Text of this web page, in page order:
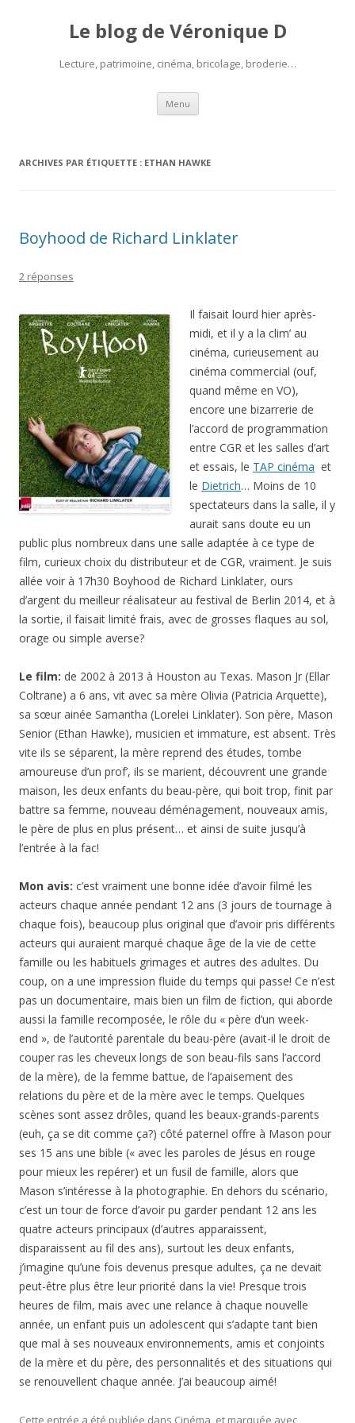
Le blog de Véronique D
Lecture, patrimoine, cinéma, bricolage, broderie…
Menu Aller
contenu
ARCHIVES PAR ÉTIQUETTE : ETHAN HAWKE
Boyhood de Richard Linklater
2 réponses
Il faisait lourd hier après-
midi, et il y a la clim’ au
cinéma, curieusement au
cinéma commercial (ouf,
quand même en VO),
encore une bizarrerie de
l’accord de programmation
entre CGR et les salles d’art
et essais, le TAP cinéma et
le Dietrich… Moins de 10
spectateurs dans la salle, il y
aurait sans doute eu un
public plus nombreux dans une salle adaptée à ce type de
film, curieux choix du distributeur et de CGR, vraiment. Je suis
allée voir à 17h30 Boyhood de Richard Linklater, ours
d’argent du meilleur réalisateur au festival de Berlin 2014, et à
la sortie, il faisait limité frais, avec de grosses flaques au sol,
orage ou simple averse?
Le film: de 2002 à 2013 à Houston au Texas. Mason Jr (Ellar
Coltrane) a 6 ans, vit avec sa mère Olivia (Patricia Arquette),
sa sœur ainée Samantha (Lorelei Linklater). Son père, Mason
Senior (Ethan Hawke), musicien et immature, est absent. Très
vite ils se séparent, la mère reprend des études, tombe
amoureuse d’un prof’, ils se marient, découvrent une grande
maison, les deux enfants du beau-père, qui boit trop, finit par
battre sa femme, nouveau déménagement, nouveaux amis,
le père de plus en plus présent… et ainsi de suite jusqu’à
l’entrée à la fac!
Mon avis: c’est vraiment une bonne idée d’avoir filmé les
acteurs chaque année pendant 12 ans (3 jours de tournage à
chaque fois), beaucoup plus original que d’avoir pris différents
acteurs qui auraient marqué chaque âge de la vie de cette
famille ou les habituels grimages et autres des adultes. Du
coup, on a une impression fluide du temps qui passe! Ce n’est
pas un documentaire, mais bien un film de fiction, qui aborde
aussi la famille recomposée, le rôle du « père d’un week-
end », de l’autorité parentale du beau-père (avait-il le droit de
couper ras les cheveux longs de son beau-fils sans l’accord
de la mère), de la femme battue, de l’apaisement des
relations du père et de la mère avec le temps. Quelques
scènes sont assez drôles, quand les beaux-grands-parents
(euh, ça se dit comme ça?) côté paternel offre à Mason pour
ses 15 ans une bible (« avec les paroles de Jésus en rouge
pour mieux les repérer) et un fusil de famille, alors que
Mason s’intéresse à la photographie. En dehors du scénario,
c’est un tour de force d’avoir pu garder pendant 12 ans les
quatre acteurs principaux (d’autres apparaissent,
disparaissent au fil des ans), surtout les deux enfants,
j’imagine qu’une fois devenus presque adultes, ça ne devait
peut-être plus être leur priorité dans la vie! Presque trois
heures de film, mais avec une relance à chaque nouvelle
année, un enfant puis un adolescent qui s’adapte tant bien
que mal à ses nouveaux environnements, amis et conjoints
de la mère et du père, des personnalités et des situations qui
se renouvellent chaque année. J’ai beaucoup aimé!
Cette entrée a été publiée dans Cinéma , et marquée avec